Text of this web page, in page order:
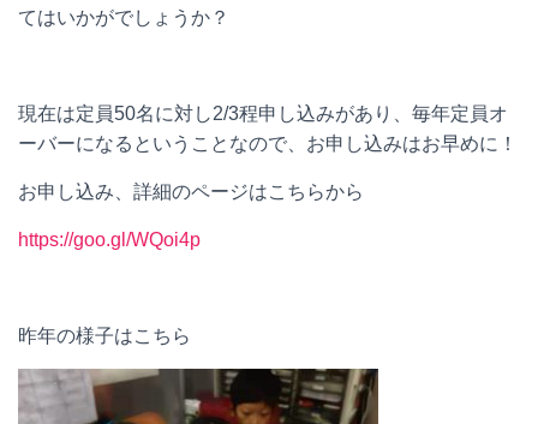
てはいかがでしょうか？
現在は定員50名に対し2/3程申し込みがあり、毎年定員オ
ーバーになるということなので、お申し込みはお早めに！
お申し込み、詳細のページはこちらから
https://goo.gl/WQoi4p
昨年の様子はこちら